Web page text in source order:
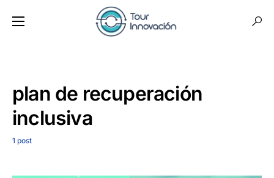
plan de recuperación
inclusiva
1 post